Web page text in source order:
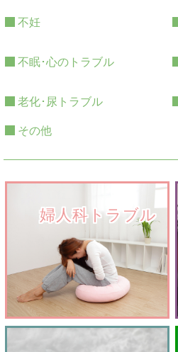
不妊
不眠･心のトラブル
老化･尿トラブル
その他
婦人科トラブル